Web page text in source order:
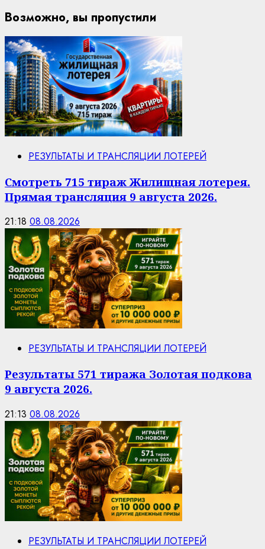
Возможно, вы пропустили
РЕЗУЛЬТАТЫ И ТРАНСЛЯЦИИ ЛОТЕРЕЙ
Смотреть 715 тираж Жилищная лотерея.
Прямая трансляция 9 августа 2026.
21:18 08.08.2026
РЕЗУЛЬТАТЫ И ТРАНСЛЯЦИИ ЛОТЕРЕЙ
Результаты 571 тиража Золотая подкова
9 августа 2026.
21:13 08.08.2026
РЕЗУЛЬТАТЫ И ТРАНСЛЯЦИИ ЛОТЕРЕЙ